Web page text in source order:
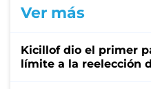
Ver más
Kicillof dio el primer
límite a la reelección